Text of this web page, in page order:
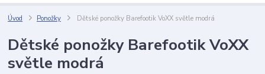
Úvod Ponožky Dětské ponožky Barefootik VoXX světle modrá
Dětské ponožky Barefootik VoXX
světle modrá